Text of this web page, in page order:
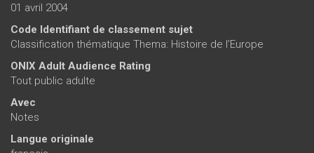
01 avril 2004
Code Identifiant de classement sujet
Classification thématique Thema: Histoire de l’Europe
ONIX Adult Audience Rating
Tout public adulte
Avec
Notes
Langue originale